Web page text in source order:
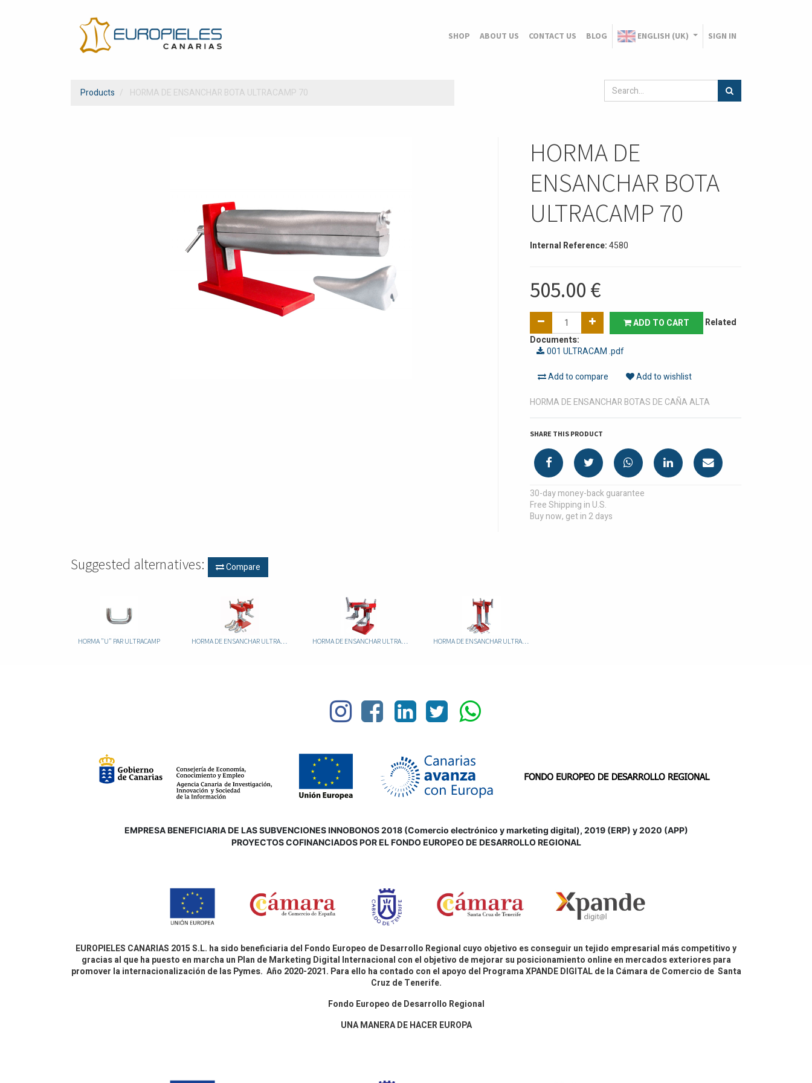
SHOP ABOUT US CONTACT US BLOG ENGLISH (UK) SIGN IN
Products HORMA DE ENSANCHAR BOTA ULTRACAMP 70
HORMA DE
ENSANCHAR BOTA
ULTRACAMP 70
Internal Reference:4580
505.00 €
ADD TO CART
Related
Documents:
001 ULTRACAM .pdf
Add to compare
Add to wishlist
HORMA DE ENSANCHAR BOTAS DE CAÑA ALTA
SHARE THIS PRODUCT
30-day money-back guarantee
Free Shipping in U.S.
Buy now, get in 2 days
Suggested alternatives: Compare
HORMA "U" PAR ULTRACAMP
EMPRESA BENEFICIARIA DE LAS SUBVENCIONES INNOBONOS 2018 (Comercio electrónico y marketing digital), 2019 (ERP) y 2020 (APP)
PROYECTOS COFINANCIADOS POR EL FONDO EUROPEO DE DESARROLLO REGIONAL
EUROPIELES CANARIAS 2015 S.L. ha sido beneficiaria del Fondo Europeo de Desarrollo Regional cuyo objetivo es conseguir un tejido empresarial más competitivo y
gracias al que ha puesto en marcha un Plan de Marketing Digital Internacional con el objetivo de mejorar su posicionamiento online en mercados exteriores para
promover la internacionalización de las Pymes. Año 2020-2021. Para ello ha contado con el apoyo del Programa XPANDE DIGITAL de la Cámara de Comercio de Santa
Cruz de Tenerife.
Fondo Europeo de Desarrollo Regional
UNA MANERA DE HACER EUROPA